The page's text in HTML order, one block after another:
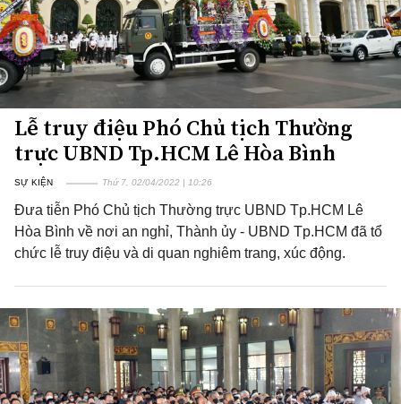
Lễ truy điệu Phó Chủ tịch Thường
trực UBND Tp.HCM Lê Hòa Bình
SỰ KIỆN Thứ 7, 02/04/2022 | 10:26
Đưa tiễn Phó Chủ tịch Thường trực UBND Tp.HCM Lê
Hòa Bình về nơi an nghỉ, Thành ủy - UBND Tp.HCM đã tổ
chức lễ truy điệu và di quan nghiêm trang, xúc động.